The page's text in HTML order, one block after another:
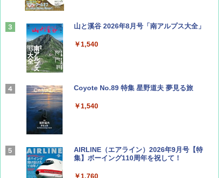
山と溪谷 2026年8月号「南アルプス大全」
￥1,540
Coyote No.89 特集 星野道夫 夢見る旅
￥1,540
AIRLINE（エアライン）2026年9月号【特
集】ボーイング110周年を祝して！
￥1,760